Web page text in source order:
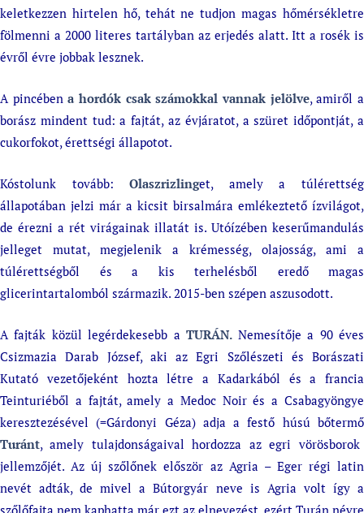
keletkezzen hirtelen hő, tehát ne tudjon magas hőmérsékletre
fölmenni a 2000 literes tartályban az erjedés alatt. Itt a rosék is
évről évre jobbak lesznek.
A pincébena hordók csak számokkal vannak jelölve, amiről a
borász mindent tud: a fajtát, az évjáratot, a szüret időpontját, a
cukorfokot, érettségi állapotot.
Kóstolunk tovább:Olaszrizlinget, amely a túlérettség
állapotában jelzi már a kicsit birsalmára emlékeztető ízvilágot,
de érezni a rét virágainak illatát is. Utóízében keserűmandulás
jelleget mutat, megjelenik a krémesség, olajosság, ami a
túlérettségből és a kis terhelésből eredő magas
glicerintartalomból származik. 2015-ben szépen aszusodott.
A fajták közül legérdekesebb a TURÁN. Nemesítője a 90 éves
Csizmazia Darab József, aki az Egri Szőlészeti és Borászati
Kutató vezetőjeként hozta létre a Kadarkából és a francia
Teinturiéből a fajtát, amely a Medoc Noir és a Csabagyöngye
keresztezésével (=Gárdonyi Géza) adja a festő húsú bőtermő
Turánt, amely tulajdonságaival hordozza az egri vörösborok
jellemzőjét. Az új szőlőnek először az Agria – Eger régi latin
nevét adták, de mivel a Bútorgyár neve is Agria volt így a
szőlőfajta nem kaphatta már ezt az elnevezést, ezért Turán névre